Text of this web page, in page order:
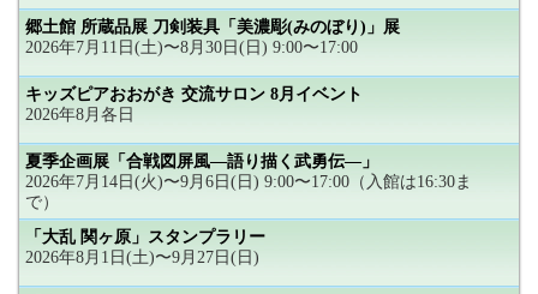
郷土館 所蔵品展 刀剣装具「美濃彫(みのぼり)」展
2026年7月11日(土)〜8月30日(日) 9:00〜17:00
キッズピアおおがき 交流サロン 8月イベント
2026年8月各日
夏季企画展「合戦図屏風―語り描く武勇伝―」
2026年7月14日(火)〜9月6日(日) 9:00〜17:00（入館は16:30ま
で）
「大乱 関ヶ原」スタンプラリー
2026年8月1日(土)〜9月27日(日)